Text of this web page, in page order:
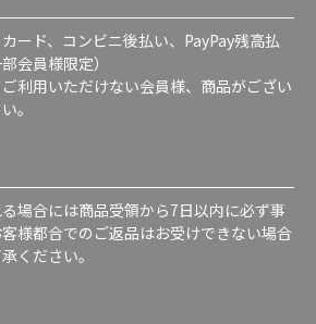
ード、コンビニ後払い、PayPay残高払
会員様限定）
利用いただけない会員様、商品がござい
。
場合には商品受領から7日以内に必ず事
様都合でのご返品はお受けできない場合
ください。